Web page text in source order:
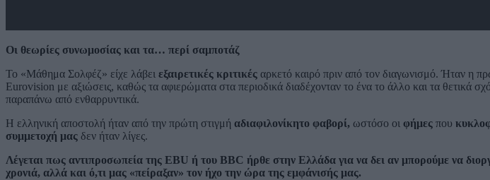
Οι θεωρίες συνωμοσίας και τα… περί σαμποτάζ
Το «Μάθημα Σολφέζ» είχε λάβει εξαιρετικές κριτικές αρκετό καιρό πριν από τον διαγωνισμό. Ήταν η
Eurovision με αξιώσεις, καθώς τα αφιερώματα στα περιοδικά διαδέχονταν το ένα το άλλο και τα θετικά
παραπάνω από ενθαρρυντικά.
Η ελληνική αποστολή ήταν από την πρώτη στιγμή αδιαφιλονίκητο φαβορί, ωστόσο οι φήμες που
συμμετοχή μας δεν ήταν λίγες.
Λέγεται πως αντιπροσωπεία της EBU ή του BBC ήρθε στην Ελλάδα για να δει αν μπορούμε να
χρονιά, αλλά και ό,τι μας «πείραξαν» τον ήχο την ώρα της εμφάνισής μας.